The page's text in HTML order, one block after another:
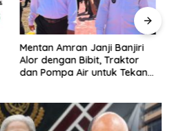
OJK: Aset Keuangan Syariah
Nasional Tembus Rp3.131
Triliun